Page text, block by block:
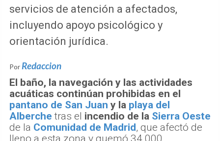
servicios de atención a afectados,
incluyendo apoyo psicológico y
orientación jurídica.
Por Redaccion
El baño, la navegación y las actividades
acuáticas continúan prohibidas en el
pantano de San Juan y la playa del
Alberche tras el incendio de la Sierra Oeste
de la Comunidad de Madrid, que afectó de